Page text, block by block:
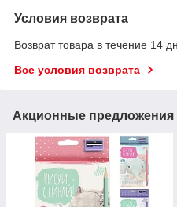
Условия возврата
Возврат товара в течение 14
Все условия возврата
Акционные предложения